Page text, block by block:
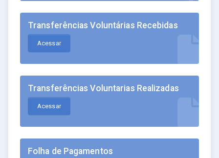
Transferências Voluntárias Recebidas
Acessar
Transferências Voluntarias Realizadas
Acessar
Folha de Pagamentos